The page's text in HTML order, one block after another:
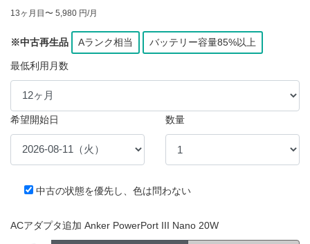
13ヶ月目〜 5,980 円/月
※中古再生品 Aランク相当 バッテリー容量85%以上
最低利用月数
希望開始日 数量
中古の状態を優先し、色は問わない
ACアダプタ追加 Anker PowerPort III Nano 20W